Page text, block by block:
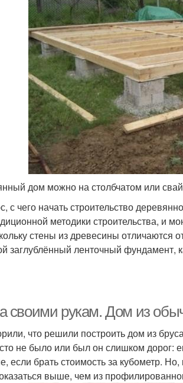
дом можно на столбчатом или
с чего начать строительство
методики строительства, и
стены из древесины отличаются
заглублённый ленточный фундамент,
своими рукам. Дом из
что решили построить дом из
не было или был он слишком
если брать стоимость за кубометр.
выше, чем из